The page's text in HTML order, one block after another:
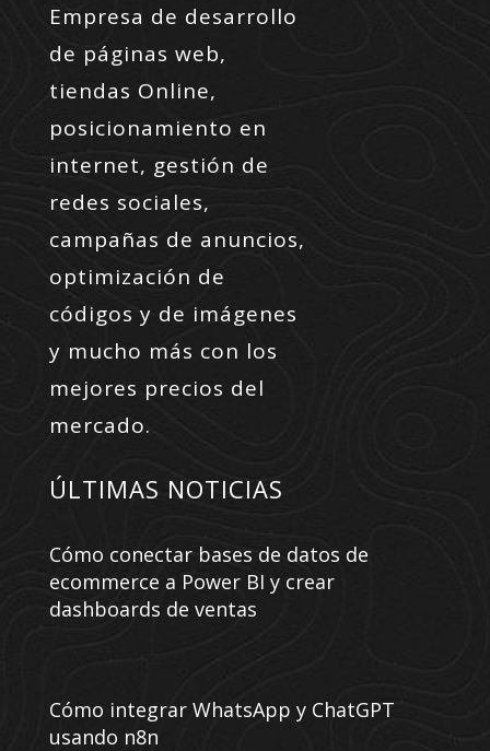
Empresa de desarrollo
de páginas web,
tiendas Online,
posicionamiento en
internet, gestión de
redes sociales,
campañas de anuncios,
optimización de
códigos y de imágenes
y mucho más con los
mejores precios del
mercado.
ÚLTIMAS NOTICIAS
Cómo conectar bases de datos de
ecommerce a Power BI y crear
dashboards de ventas
Cómo integrar WhatsApp y ChatGPT
usando n8n